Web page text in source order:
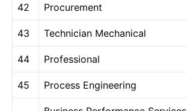
42 Procurement
43 Technician Mechanical
44 Professional
45 Process Engineering